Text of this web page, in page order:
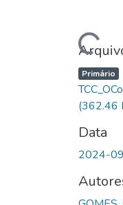
Carregando...
Primário
(362.46
Data
2024-